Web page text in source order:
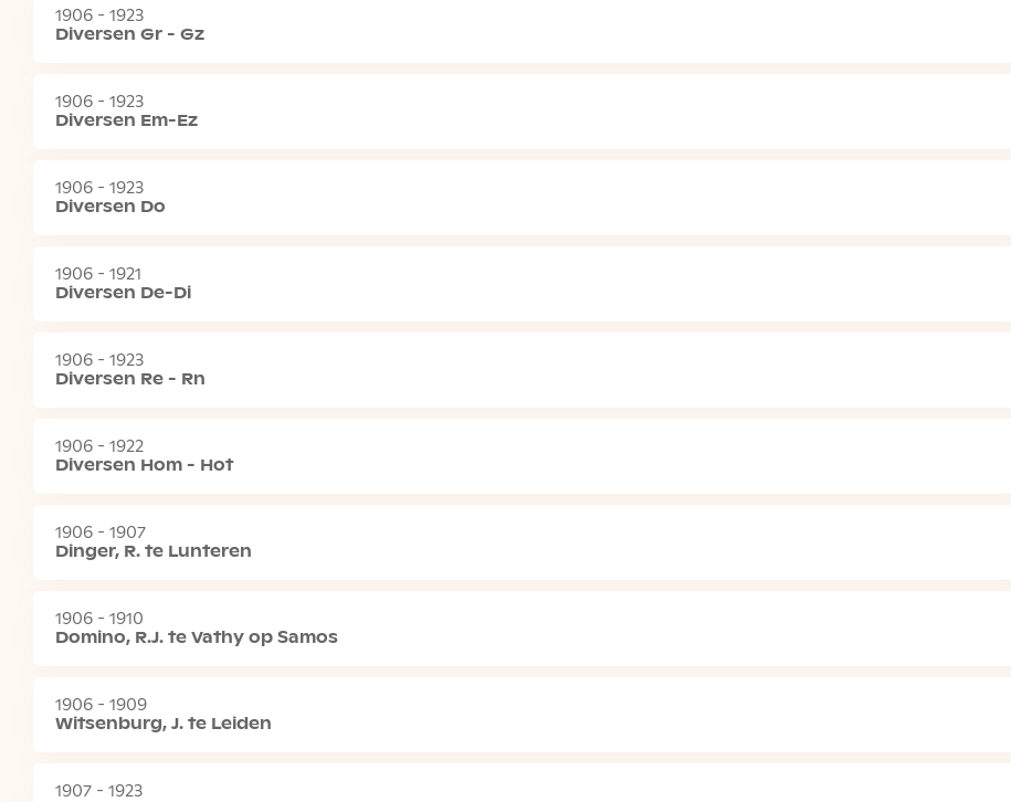
1906 - 1923
Diversen Gr - Gz
1906 - 1923
Diversen Em-Ez
1906 - 1923
Diversen Do
1906 - 1921
Diversen De-Di
1906 - 1923
Diversen Re - Rn
1906 - 1922
Diversen Hom - Hot
1906 - 1907
Dinger, R. te Lunteren
1906 - 1910
Domino, R.J. te Vathy op Samos
1906 - 1909
Witsenburg, J. te Leiden
1907 - 1923